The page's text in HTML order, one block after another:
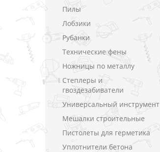
Пилы
Лобзики
Рубанки
Технические фены
Ножницы по металлу
Степлеры и
гвоздезабиватели
Универсальный инструмент
Мешалки строительные
Пистолеты для герметика
Уплотнители бетона